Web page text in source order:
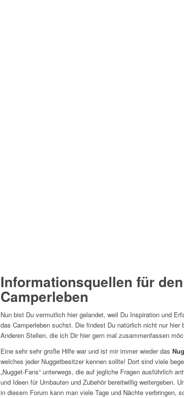
Informationsquellen für
Camperleben
Nun bist Du vermutlich hier gelandet, weil Du Inspiration und
das Camperleben suchst. Die findest Du natürlich nicht nur hier
Anderen Stellen, die ich Dir hier gern mal zusammenfassen
Eine sehr sehr große Hilfe war und ist mir immer wieder das
welches jeder Nuggetbesitzer kennen sollte! Dort sind viele
„Nugget-Fans“ unterwegs, die auf jegliche Fragen ausführlich
und Ideen für Umbauten und Zubehör bereitwillig weitergeben.
in diesem Forum kann man viele Tage und Nächte verbringen,